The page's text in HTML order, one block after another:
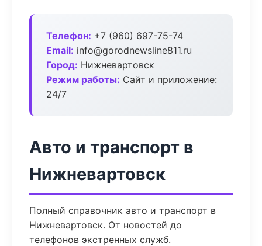
Телефон: +7 (960) 697-75-74
Email: info@gorodnewsline811.ru
Город: Нижневартовск
Режим работы: Сайт и приложение:
24/7
Авто и транспорт в
Нижневартовск
Полный справочник авто и транспорт в
Нижневартовск. От новостей до
телефонов экстренных служб.